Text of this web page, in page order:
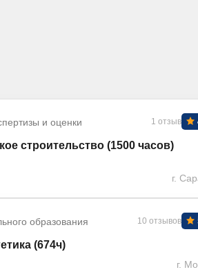
и оценки 1 отзыв
строительство (1500 часов)
г.
образования 10 отзывов
(674ч)
г.